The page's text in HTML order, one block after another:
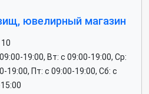
ювелирный магазин
19:00, Вт: c 09:00-19:00, Ср:
19:00, Пт: c 09:00-19:00, Сб: c